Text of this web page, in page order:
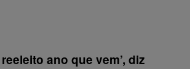
ano que vem’, diz